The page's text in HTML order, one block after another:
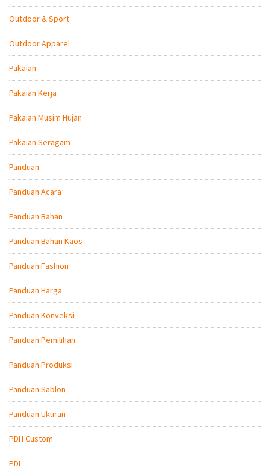
Outdoor & Sport
Outdoor Apparel
Pakaian
Pakaian Kerja
Pakaian Musim Hujan
Pakaian Seragam
Panduan
Panduan Acara
Panduan Bahan
Panduan Bahan Kaos
Panduan Fashion
Panduan Harga
Panduan Konveksi
Panduan Pemilihan
Panduan Produksi
Panduan Sablon
Panduan Ukuran
PDH Custom
PDL